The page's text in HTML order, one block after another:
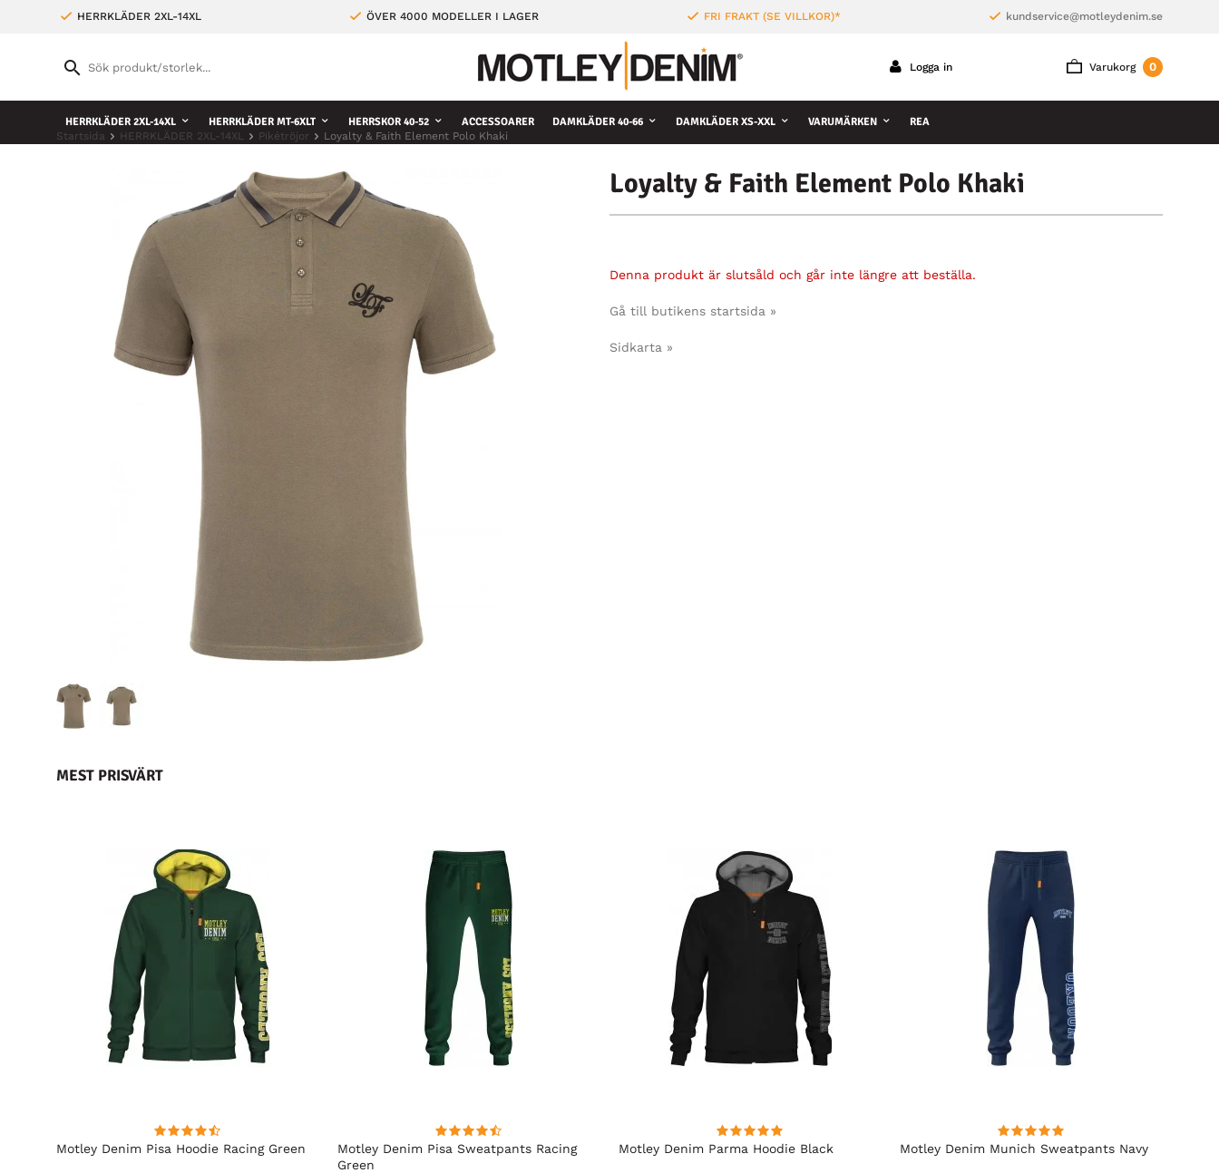
HERRKLÄDER 2XL-14XL ÖVER 4000 MODELLER I LAGER FRI FRAKT (SE VILLKOR)* kundservice@motleydenim.se
Varukorg 0
Logga in
HERRKLÄDER 2XL-14XL HERRKLÄDER MT-6XLT HERRSKOR 40-52 ACCESSOARER DAMKLÄDER 40-66 DAMKLÄDER XS-XXL VARUMÄRKEN REA
Startsida HERRKLÄDER 2XL-14XL Pikétröjor Loyalty & Faith Element Polo Khaki
Loyalty & Faith Element Polo Khaki
Denna produkt är slutsåld och går inte längre att beställa.
Gå till butikens startsida »
Sidkarta »
MEST PRISVÄRT
Motley Denim Pisa Hoodie Racing Green
Motley Denim Pisa Sweatpants Racing
Green
Motley Denim Parma Hoodie Black Motley Denim Munich Sweatpants Navy